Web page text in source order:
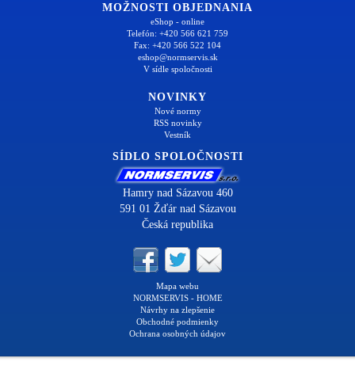
MOŽNOSTI OBJEDNANIA
eShop - online
Telefón: +420 566 621 759
Fax: +420 566 522 104
eshop@normservis.sk
V sídle spoločnosti
NOVINKY
Nové normy
RSS novinky
Vestník
SÍDLO SPOLOČNOSTI
Hamry nad Sázavou 460
591 01 Žďár nad Sázavou
Česká republika
Mapa webu
NORMSERVIS - HOME
Návrhy na zlepšenie
Obchodné podmienky
Ochrana osobných údajov